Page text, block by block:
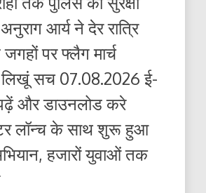
आर्य ने देर रात्रि
जगहों पर फ्लैग मार्च
सच 07.08.2026 ई-
और डाउनलोड करे
लॉन्च के साथ शुरू हुआ
हजारों युवाओं तक